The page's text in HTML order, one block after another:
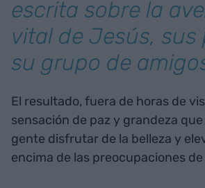
escrita sobre la
vital de Jesús, sus
su grupo de
El resultado, fuera de horas de
sensación de paz y grandeza
gente disfrutar de la belleza y
encima de las preocupaciones